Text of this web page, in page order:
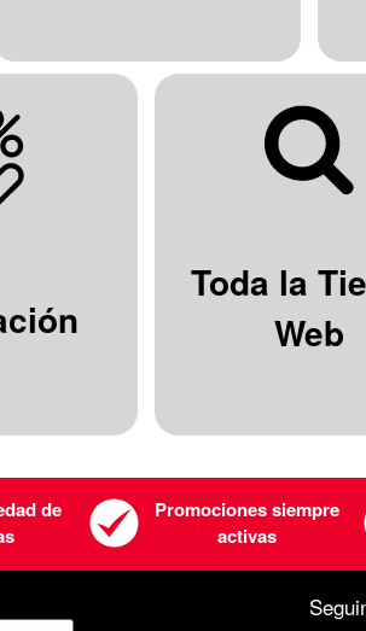
Toda la
Web
de
Promociones siempre
activas